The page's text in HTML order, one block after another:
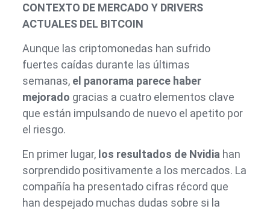
CONTEXTO DE MERCADO Y DRIVERS
ACTUALES DEL BITCOIN
Aunque las criptomonedas han sufrido
fuertes caídas durante las últimas
semanas, el panorama parece haber
mejorado gracias a cuatro elementos clave
que están impulsando de nuevo el apetito por
el riesgo.
En primer lugar, los resultados de Nvidiahan
sorprendido positivamente a los mercados. La
compañía ha presentado cifras récord que
han despejado muchas dudas sobre si la